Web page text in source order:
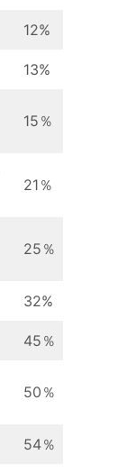
12%
13%
15％
21％
25％
32%
45％
50％
54％